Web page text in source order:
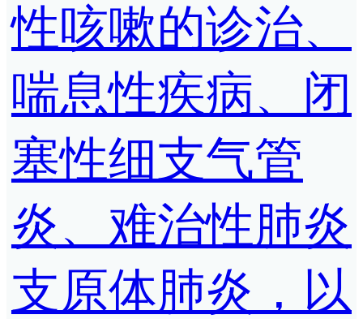
性咳嗽的诊治、
喘息性疾病、闭
塞性细支气管
炎、难治性肺炎
支原体肺炎，以